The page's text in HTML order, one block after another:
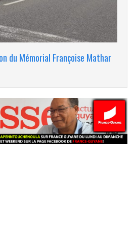
du Mémorial Françoise Mathar